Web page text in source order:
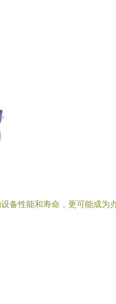
备性能和寿命，更可能成为